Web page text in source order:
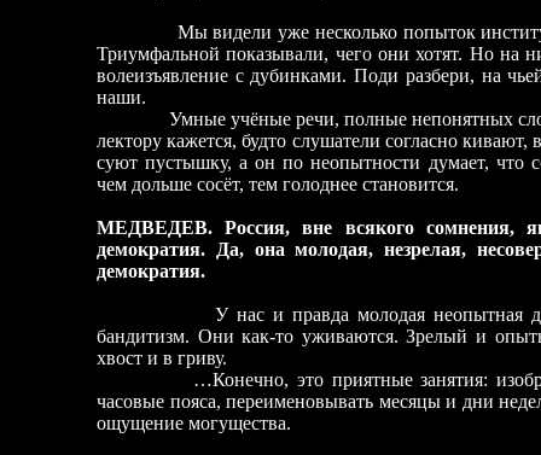
Мы видели уже несколько попыток
Триумфальной показывали, чего они хотят. Но на
волеизъявление с дубинками. Поди разбери, на
наши.
Умные учёные речи, полные непонятных
лектору кажется, будто слушатели согласно
суют пустышку, а он по неопытности думает, что
чем дольше сосёт, тем голоднее становится.
МЕДВЕДЕВ. Россия, вне всякого сомнения,
демократия. Да, она молодая, незрелая,
демократия.
У нас и правда молодая неопытная
бандитизм. Они как-то уживаются. Зрелый и
хвост и в гриву.
…Конечно, это приятные занятия:
часовые пояса, переименовывать месяцы и дни
ощущение могущества.